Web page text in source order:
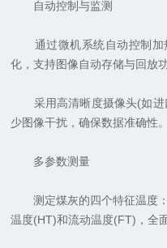
自动控制与监测
通过微机系统自动控制加
化，支持图像自动存储与回放功
采用高清晰度摄像头(如进
少图像干扰，确保数据准确性。
多参数测量
测定煤灰的四个特征温度：
温度(HT)和流动温度(FT)，全